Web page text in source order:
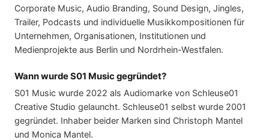
Corporate Music, Audio Branding, Sound Design, Jingles,
Trailer, Podcasts und individuelle Musikkompositionen für
Unternehmen, Organisationen, Institutionen und
Medienprojekte aus Berlin und Nordrhein-Westfalen.
Wann wurde S01 Music gegründet?
S01 Music wurde 2022 als Audiomarke von Schleuse01
Creative Studio gelauncht. Schleuse01 selbst wurde 2001
gegründet. Inhaber beider Marken sind Christoph Mantel
und Monica Mantel.